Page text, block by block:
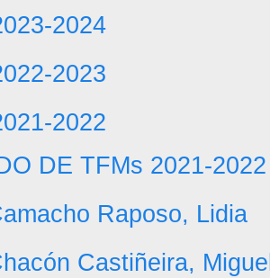
2024
2023
2022
DE TFMs 2021-2022
Raposo, Lidia
Castiñeira,